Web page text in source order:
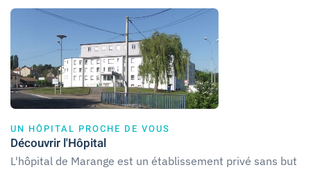
UN HÔPITAL PROCHE DE VOUS
Découvrir l'Hôpital
L'hôpital de Marange est un établissement privé sans but